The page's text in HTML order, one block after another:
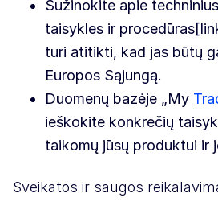
Sužinokite apie
taisykles ir
turi atitikti, kad jas būtų
Europos Sąjungą.
Duomenų bazėje „My
ieškokite konkrečių
taikomų jūsų produktui ir
Sveikatos ir saugos